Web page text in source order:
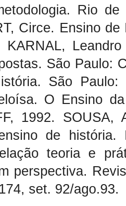
Rio
Circe. Ensino
KARNAL,
São Paulo:
São
O Ensino
1992.
de história.
teoria e
perspectiva.
set. 92/ago.93.